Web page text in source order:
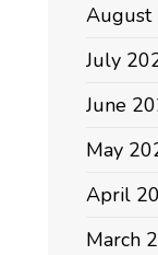
August
July
June
May
April
March